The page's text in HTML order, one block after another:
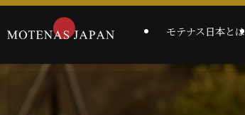
モテナス日本とは